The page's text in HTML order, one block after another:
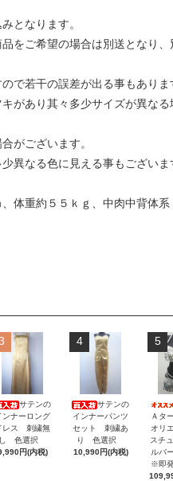
となります。
をご希望の場合は別送となり、
で若干の誤差が出る事もありま
があり其々多少サイズが異なる
がございます。
異なる色に見える事もございま
体重約５５ｋｇ、中肉中背体系
サテンの
ンナーロング
レス 刺繍無
し 色選択
円(内税)
4
サテンの
インナーパンツ
セット 刺繍あ
り 色選択
10,990円(内税)
5
Ａタ
オリ
スチ
ルバ
※即